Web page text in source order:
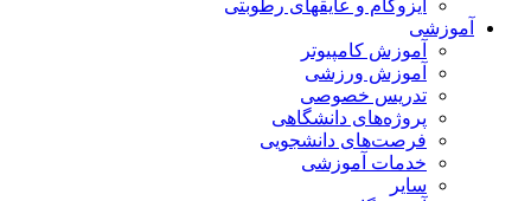
ایزوگام و عایقهای رطوبتی
آموزشی
آموزش کامپیوتر
آموزش ورزشی
تدریس خصوصی
پروژه‌های دانشگاهی
فرصت‌های دانشجویی
خدمات آموزشی
سایر